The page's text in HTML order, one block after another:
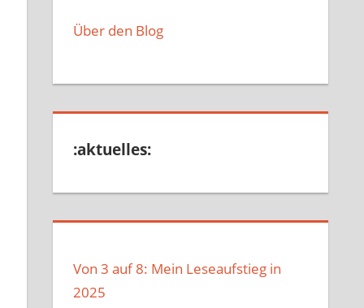
Über den Blog
:aktuelles:
Von 3 auf 8: Mein Leseaufstieg in
2025